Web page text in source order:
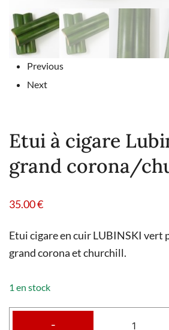
Previous
Next
Etui à cigare
grand corona/
35.00€
Etui cigare en cuir LUBINSKI vert
grand corona et churchill.
1 en stock
-